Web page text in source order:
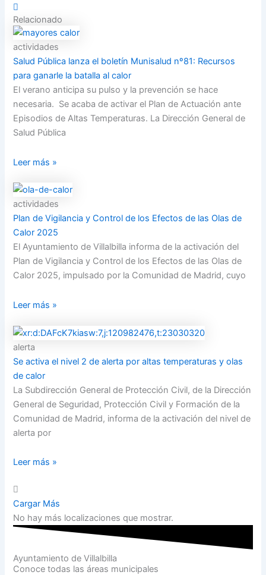
Relacionado
actividades
Salud Pública lanza el boletín Munisalud nº81: Recursos
para ganarle la batalla al calor
El verano anticipa su pulso y la prevención se hace
necesaria. Se acaba de activar el Plan de Actuación ante
Episodios de Altas Temperaturas. La Dirección General de
Salud Pública
Leer más »
actividades
Plan de Vigilancia y Control de los Efectos de las Olas de
Calor 2025
El Ayuntamiento de Villalbilla informa de la activación del
Plan de Vigilancia y Control de los Efectos de las Olas de
Calor 2025, impulsado por la Comunidad de Madrid, cuyo
Leer más »
alerta
Se activa el nivel 2 de alerta por altas temperaturas y olas
de calor
La Subdirección General de Protección Civil, de la Dirección
General de Seguridad, Protección Civil y Formación de la
Comunidad de Madrid, informa de la activación del nivel de
alerta por
Leer más »
Cargar Más
No hay más localizaciones que mostrar.
Ayuntamiento de Villalbilla
Conoce todas las áreas municipales